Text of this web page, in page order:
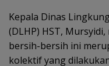
Kepala Dinas
(DLHP) HST,
bersih-bersih ini
kolektif yang